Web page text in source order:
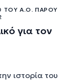
ΤΟΥ Α.Ο. ΠΆΡΟΥ
για τον
ιστορία του